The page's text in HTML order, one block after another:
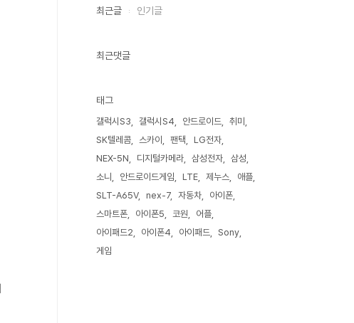
최근글 인기글
최근댓글
태그
갤럭시S3 갤럭시S4 안드로이드
취미
SK텔레콤
스카이 팬택
LG전자
NEX-5N
디지털카메라 삼성전자
삼성
소니
안드로이드게임 LTE 제누스
애플
SLT-A65V
nex-7 자동차
아이폰
스마트폰
아이폰5 코원
어플
아이패드2
아이폰4 아이패드
Sony
게임